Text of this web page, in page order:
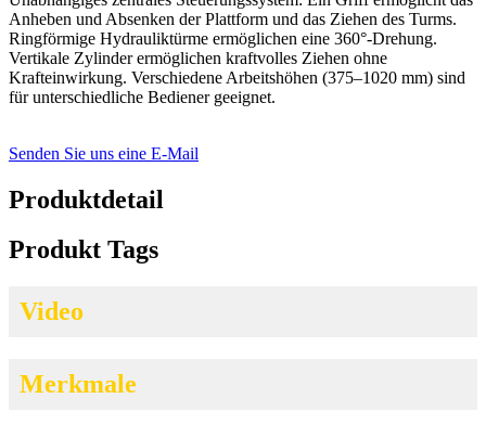
Anheben und Absenken der Plattform und das Ziehen des Turms.
Ringförmige Hydrauliktürme ermöglichen eine 360°-Drehung.
Vertikale Zylinder ermöglichen kraftvolles Ziehen ohne
Krafteinwirkung. Verschiedene Arbeitshöhen (375–1020 mm) sind
für unterschiedliche Bediener geeignet.
Senden Sie uns eine E-Mail
Produktdetail
Produkt Tags
Video
Merkmale